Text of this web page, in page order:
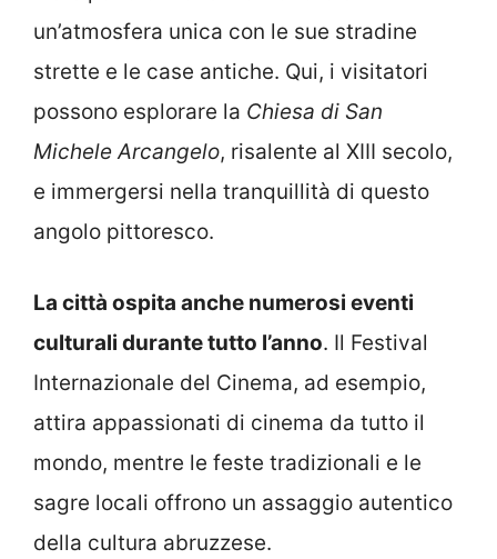
un’atmosfera unica con le sue stradine
strette e le case antiche. Qui, i visitatori
possono esplorare la Chiesa di San
Michele Arcangelo, risalente al XIII secolo,
e immergersi nella tranquillità di questo
angolo pittoresco.
La città ospita anche numerosi eventi
culturali durante tutto l’anno. Il Festival
Internazionale del Cinema, ad esempio,
attira appassionati di cinema da tutto il
mondo, mentre le feste tradizionali e le
sagre locali offrono un assaggio autentico
della cultura abruzzese.